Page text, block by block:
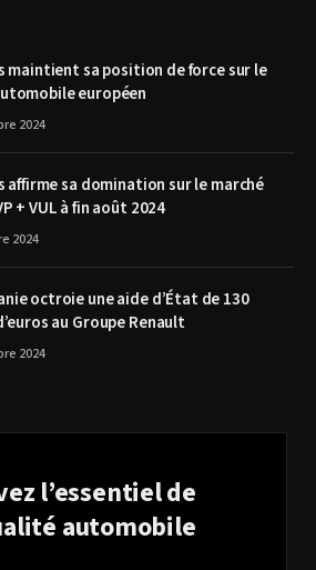
maintient sa position de force sur le
européen
2024
sa domination sur le marché
+ VUL à fin août 2024
2024
octroie une aide d’État de 130
au Groupe Renault
2024
l’essentiel de
automobile